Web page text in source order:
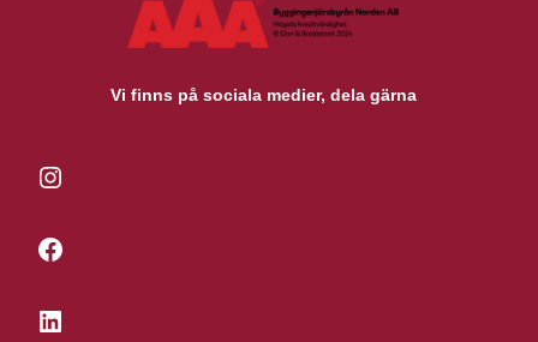
Vi finns på sociala medier, dela gärna
Instagram
Facebook
LinkedIn